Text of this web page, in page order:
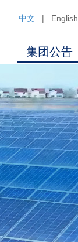
中文 | English
集团公告